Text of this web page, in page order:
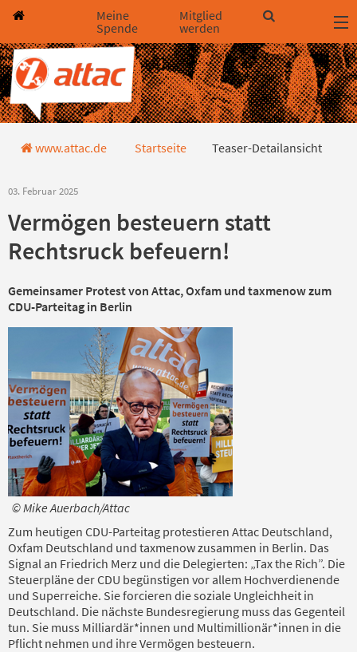
Direkt zum Hauptinhalt springen
Direkt zur Haupt-Navigation springen
Direkt zur Service-Navigation springen
Direkt zur Footer-Navigation springen
Direkt zum Footerinhalt springen
Meine
Spende
Mitglied
werden
Teaser-Detailansicht
www.attac.de Startseite Teaser-Detailansicht
03. Februar 2025
Vermögen besteuern statt
Rechtsruck befeuern!
Gemeinsamer Protest von Attac, Oxfam und taxmenow zum
CDU-Parteitag in Berlin
© Mike Auerbach/Attac
Zum heutigen CDU-Parteitag protestieren Attac Deutschland,
Oxfam Deutschland und taxmenow zusammen in Berlin. Das
Signal an Friedrich Merz und die Delegierten: „Tax the Rich”. Die
Steuerpläne der CDU begünstigen vor allem Hochverdienende
und Superreiche. Sie forcieren die soziale Ungleichheit in
Deutschland. Die nächste Bundesregierung muss das Gegenteil
tun. Sie muss Milliardär*innen und Multimillionär*innen in die
Pflicht nehmen und ihre Vermögen besteuern.